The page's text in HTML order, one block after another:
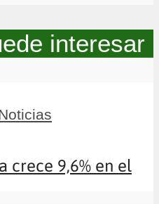
interesar
crece 9,6% en el